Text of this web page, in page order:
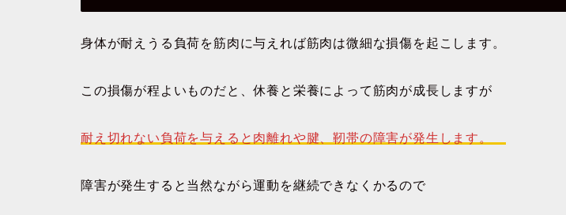
身体が耐えうる負荷を筋肉に与えれば筋肉は微細な損傷を起こします。
この損傷が程よいものだと、休養と栄養によって筋肉が成長しますが
耐え切れない負荷を与えると肉離れや腱、靭帯の障害が発生します。
障害が発生すると当然ながら運動を継続できなくかるので